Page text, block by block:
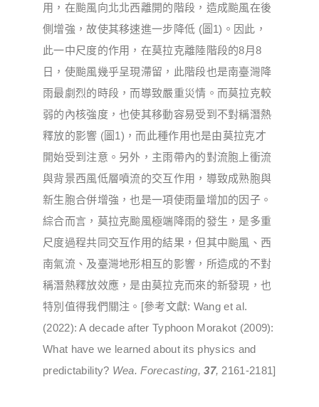
用，在颱風向北北西離開的階段，造成颱風在後
側增強，故使其移速進一步降低 (圖1)。因此，
此一中尺度的作用，在莫拉克離陸階段的8月8
日，使颱風幾乎呈現滯留，此階段也是南臺灣降
雨最劇烈的時段，而導致嚴重災情。而莫拉克較
弱的內核強度，也使其移動容易受到不對稱潛熱
釋放的影響 (圖1)，而此種作用也是由莫拉克才
開始受到注意。另外，主雨帶內的對流胞上衝流
與背景西風低層噴流的交互作用，導致成熟胞與
新生胞合併增強，也是一項使雨量增加的因子。
綜合而言，莫拉克颱風極端降雨的發生，是多重
尺度過程共同交互作用的結果，但其中颱風、西
南氣流、及臺灣地形相互的影響，所造成的不對
稱潛熱釋放效應，是由莫拉克而來的新發現，也
特別值得我們關注。[參考文獻: Wang et al.
(2022): A decade after Typhoon Morakot (2009):
What have we learned about its physics and
predictability? Wea. Forecasting,37, 2161-2181]